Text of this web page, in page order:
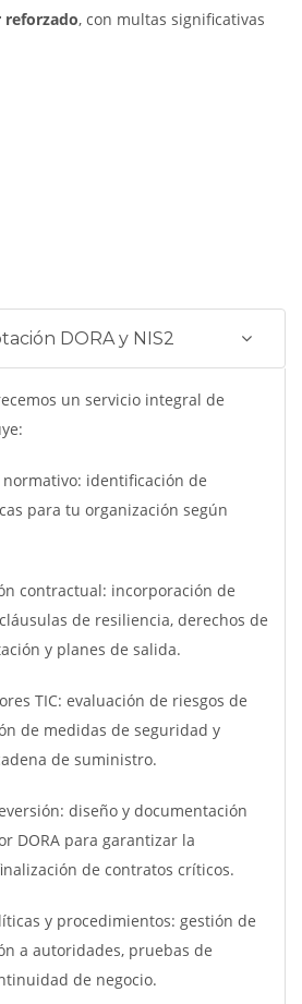
reforzado, con multas significativas
DORA y NIS2
un servicio integral de
normativo: identificación de
para tu organización según
contractual: incorporación de
de resiliencia, derechos de
y planes de salida.
TIC: evaluación de riesgos de
de medidas de seguridad y
de suministro.
diseño y documentación
DORA para garantizar la
de contratos críticos.
y procedimientos: gestión de
a autoridades, pruebas de
de negocio.